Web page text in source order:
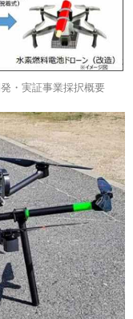
・実証事業採択概要